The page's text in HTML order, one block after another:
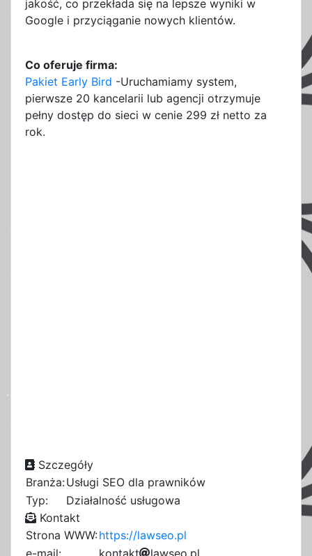
jakość, co przekłada się na lepsze wyniki w
Google i przyciąganie nowych klientów.
Co oferuje firma:
Pakiet Early Bird -Uruchamiamy system,
pierwsze 20 kancelarii lub agencji otrzymuje
pełny dostęp do sieci w cenie 299 zł netto za
rok.
Szczegóły
Branża:Usługi SEO dla prawników
Typ:
Działalność usługowa
Kontakt
Strona WWW:https://lawseo.pl